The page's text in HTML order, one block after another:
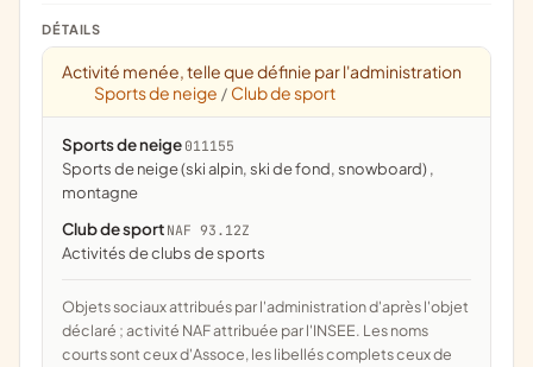
DÉTAILS
Activité menée, telle que définie par l'administration
Sports de neige / Club de sport
Sports de neige 011155
Sports de neige (ski alpin, ski de fond, snowboard) ,
montagne
Club de sport NAF 93.12Z
Activités de clubs de sports
Objets sociaux attribués par l'administration d'après l'objet
déclaré ; activité NAF attribuée par l'INSEE. Les noms
courts sont ceux d'Assoce, les libellés complets ceux de